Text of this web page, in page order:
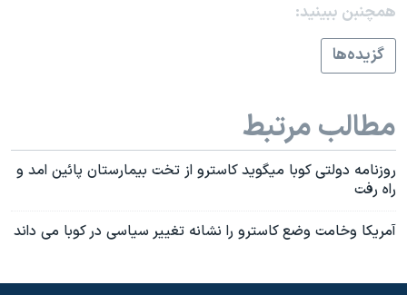
سفر پرزیدنت ترامپ به چین
همچنبن ببینید:
گزيده‌ها
مطالب مرتبط
روزنامه دولتی کوبا ميگويد کاسترو از تخت بيمارستان پائين امد و
راه رفت
آمريکا وخامت وضع کاسترو را نشانه تغيير سياسی در کوبا می داند